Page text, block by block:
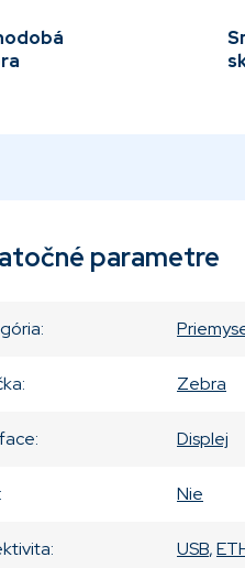
parametre
:
: Zebra
: Displej
: Nie
: USB,